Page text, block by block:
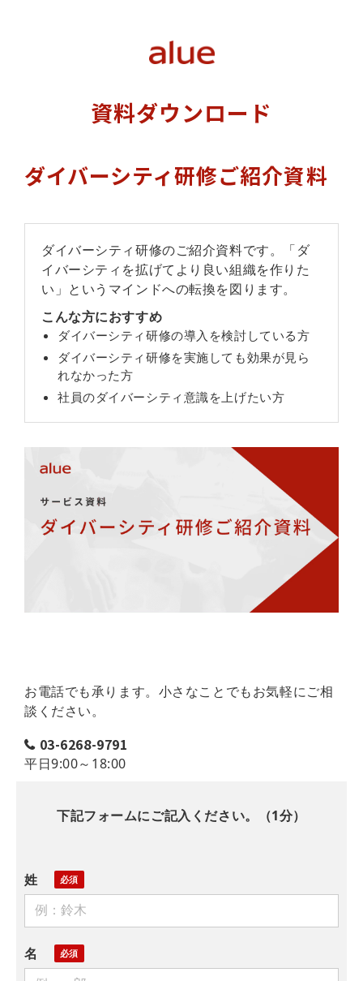
資料ダウンロード
ダイバーシティ研修ご紹介資料
ダイバーシティ研修のご紹介資料です。「ダ
イバーシティを拡げてより良い組織を作りた
い」というマインドへの転換を図ります。
こんな方におすすめ
ダイバーシティ研修の導入を検討している方
ダイバーシティ研修を実施しても効果が見ら
れなかった方
社員のダイバーシティ意識を上げたい方
お電話でも承ります。小さなことでもお気軽にご相
談ください。
03-6268-9791
平日9:00～18:00
下記フォームにご記入ください。（1分）
姓
名